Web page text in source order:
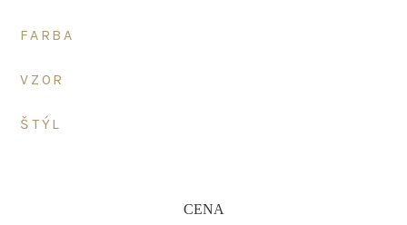
FARBA
VZOR
ŠTÝL
CENA